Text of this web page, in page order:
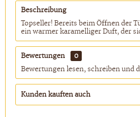
Beschreibung
Topseller! Bereits beim Öffnen der
ein warmer karamelliger Duft, der
Bewertungen
0
Bewertungen lesen, schreiben und
Kunden kauften auch